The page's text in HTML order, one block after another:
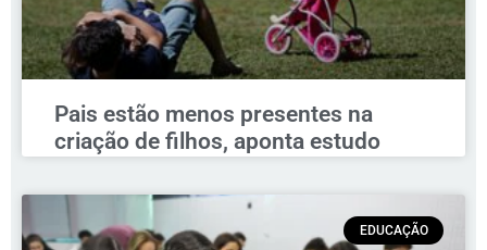
Pais estão menos presentes na
criação de filhos, aponta estudo
EDUCAÇÃO